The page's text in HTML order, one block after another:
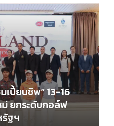
เปี้ยนชิพ” 13-16
ม่ ยกระดับกอล์ฟ
รัฐฯ